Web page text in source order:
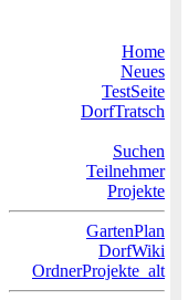
Home
Neues
TestSeite
DorfTratsch
Suchen
Teilnehmer
Projekte
GartenPlan
DorfWiki
OrdnerProjekte_alt